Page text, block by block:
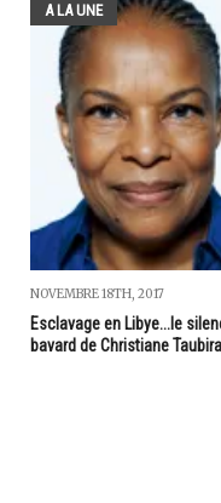
A LA UNE
NOVEMBRE 18TH, 2017
Esclavage en Libye...le
bavard de Christiane Taubira